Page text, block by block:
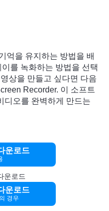
억을 유지하는 방법을 배
를 녹화하는 방법을 선택
상을 만들고 싶다면 다음
Recorder. 이 소프트
디오를 완벽하게 만드는
운로드
운로드
운로드
경우